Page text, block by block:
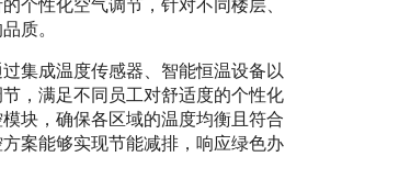
个性化空气调节，针对不同楼层、
质。
集成温度传感器、智能恒温设备以
，满足不同员工对舒适度的个性化
块，确保各区域的温度均衡且符合
案能够实现节能减排，响应绿色办